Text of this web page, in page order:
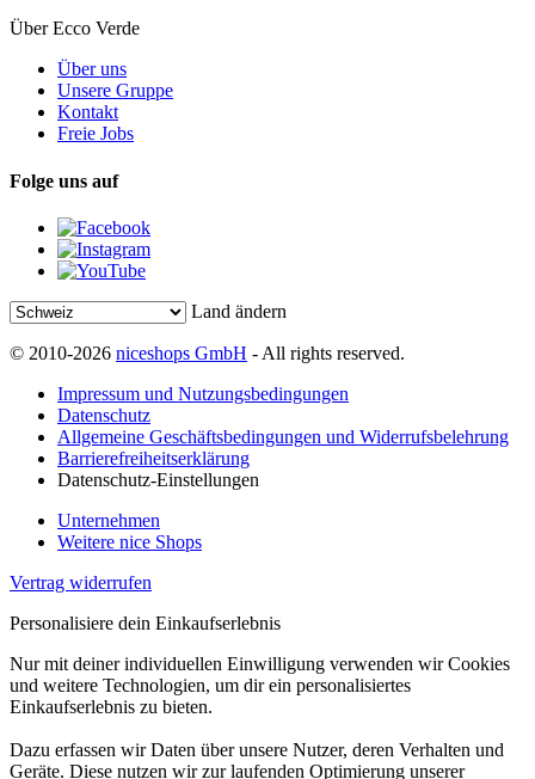
Über Ecco Verde
Über uns
Unsere Gruppe
Kontakt
Freie Jobs
Folge uns auf
Land ändern
© 2010-2026 niceshops GmbH - All rights reserved.
Impressum und Nutzungsbedingungen
Datenschutz
Allgemeine Geschäftsbedingungen und Widerrufsbelehrung
Barrierefreiheitserklärung
Datenschutz-Einstellungen
Unternehmen
Weitere nice Shops
Vertrag widerrufen
Personalisiere dein Einkaufserlebnis
Nur mit deiner individuellen Einwilligung verwenden wir Cookies
und weitere Technologien, um dir ein personalisiertes
Einkaufserlebnis zu bieten.
Dazu erfassen wir Daten über unsere Nutzer, deren Verhalten und
Geräte. Diese nutzen wir zur laufenden Optimierung unserer